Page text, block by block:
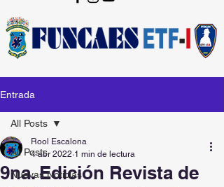
Entrada
All Posts
Nuevas Noticias
All Posts
9na. Edición Revista de
Rool Escalona
4 abr 2022 1 min de lectura